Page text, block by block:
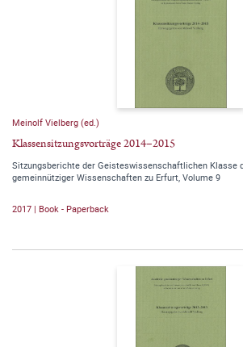
Meinolf Vielberg (ed.)
Klassensitzungsvorträge 2014–2015
Sitzungsberichte der Geisteswissenschaftlichen Klasse
gemeinnütziger Wissenschaften zu Erfurt, Volume 9
2017 | Book - Paperback